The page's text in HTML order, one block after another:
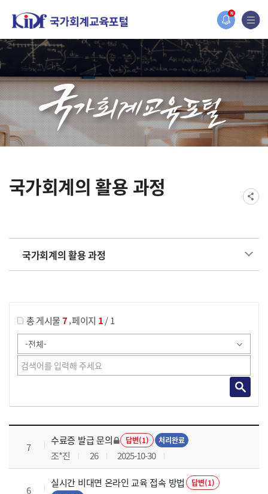
N
홈페이지가 새롭게 개편되었습니다.
한국조세재정연구원홈페이지가 새롭게 개설되었습니다.
국가회계의 활용 과정
국가회계의 활용 과정
총 게시물7,페이지 1/ 1
국가회계의 활용 과정 목록 으로 번호, 제목, 작성자, 조회수, 등록 일로 나열 되고 있습니다.
7
수료증 발급 문의 답변(1) 처리완료
조*진 26 2025-10-30
6
실시간 비대면 온라인 교육 접속 방법
답변(1)